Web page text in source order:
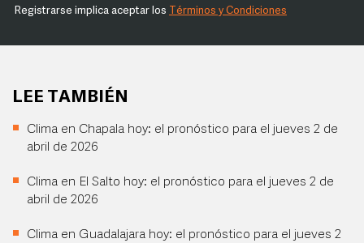
Registrarse implica aceptar los Términos y Condiciones
LEE TAMBIÉN
Clima en Chapala hoy: el pronóstico para el jueves 2 de
abril de 2026
Clima en El Salto hoy: el pronóstico para el jueves 2 de
abril de 2026
Clima en Guadalajara hoy: el pronóstico para el jueves 2